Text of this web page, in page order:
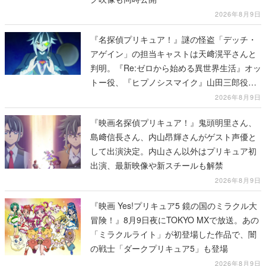
2026年8月9日
『名探偵プリキュア！』謎の怪盗「デッチ・
アゲイン」の担当キャストは天﨑滉平さんと
判明。『Re:ゼロから始める異世界生活』オッ
トー役、『ヒプノシスマイク』山田三郎役な
2026年8月9日
『映画名探偵プリキュア！』鬼頭明里さん、
島﨑信長さん、内山昂輝さんがゲスト声優と
して出演決定。内山さん以外はプリキュア初
出演、最新映像や新スチールも解禁
2026年8月9日
『映画 Yes!プリキュア5 鏡の国のミラクル大
冒険！』8月9日夜にTOKYO MXで放送。あの
「ミラクルライト」が初登場した作品で、闇
の戦士「ダークプリキュア5」も登場
2026年8月9日